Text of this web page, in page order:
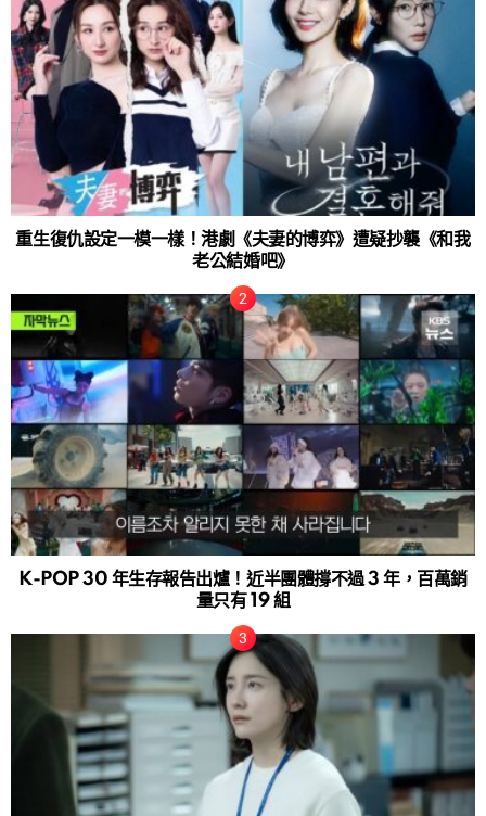
重生復仇設定一模一樣！港劇《夫妻的博弈》遭疑抄襲《和我
老公結婚吧》
K-POP 30 年生存報告出爐！近半團體撐不過 3 年，百萬銷
量只有 19 組